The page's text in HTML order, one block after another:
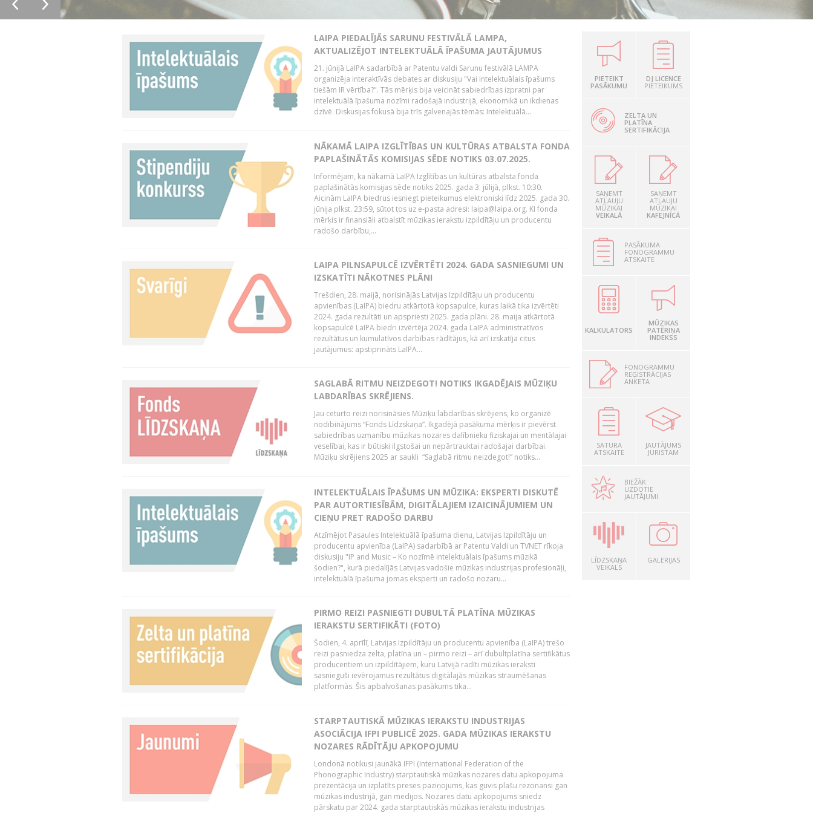
LAIPA PIEDALĪJĀS SARUNU FESTIVĀLĀ LAMPA,
AKTUALIZĒJOT INTELEKTUĀLĀ ĪPAŠUMA JAUTĀJUMUS
21. jūnijā LaIPA sadarbībā ar Patentu valdi Sarunu festivālā LAMPA
organizēja interaktīvās debates ar diskusiju "Vai intelektuālais īpašums
tiešām IR vērtība?". Tās mērķis bija veicināt sabiedrības izpratni par
intelektuālā īpašuma nozīmi radošajā industrijā, ekonomikā un ikdienas
dzīvē. Diskusijas fokusā bija trīs galvenajās tēmās: Intelektuālā...
NĀKAMĀ LAIPA IZGLĪTĪBAS UN KULTŪRAS ATBALSTA FONDA
PAPLAŠINĀTĀS KOMISIJAS SĒDE NOTIKS 03.07.2025.
Informējam, ka nākamā LaIPA Izglītības un kultūras atbalsta fonda
paplašinātās komisijas sēde notiks 2025. gada 3. jūlijā, plkst. 10:30.
Aicinām LaIPA biedrus iesniegt pieteikumus elektroniski līdz 2025. gada 30.
jūnija plkst. 23:59, sūtot tos uz e-pasta adresi: laipa@laipa.org. KI fonda
mērķis ir finansiāli atbalstīt mūzikas ierakstu izpildītāju un producentu
radošo darbību,...
LAIPA PILNSAPULCĒ IZVĒRTĒTI 2024. GADA SASNIEGUMI UN
IZSKATĪTI NĀKOTNES PLĀNI
Trešdien, 28. maijā, norisinājās Latvijas Izpildītāju un producentu
apvienības (LaIPA) biedru atkārtotā kopsapulce, kuras laikā tika izvērtēti
2024. gada rezultāti un apspriesti 2025. gada plāni. 28. maija atkārtotā
kopsapulcē LaIPA biedri izvērtēja 2024. gada LaIPA administratīvos
rezultātus un kumulatīvos darbības rādītājus, kā arī izskatīja citus
jautājumus: apstiprināts LaIPA...
SAGLABĀ RITMU NEIZDEGOT! NOTIKS IKGADĒJAIS MŪZIĶU
LABDARĪBAS SKRĒJIENS.
Jau ceturto reizi norisināsies Mūziķu labdarības skrējiens, ko organizē
nodibinājums “Fonds Līdzskaņa”. Ikgadējā pasākuma mērķis ir pievērst
sabiedrības uzmanību mūzikas nozares dalībnieku fiziskajai un mentālajai
veselībai, kas ir būtiski ilgstošai un nepārtrauktai radošajai darbībai.
Mūziķu skrējiens 2025 ar saukli “Saglabā ritmu neizdegot!” notiks...
INTELEKTUĀLAIS ĪPAŠUMS UN MŪZIKA: EKSPERTI DISKUTĒ
PAR AUTORTIESĪBĀM, DIGITĀLAJIEM IZAICINĀJUMIEM UN
CIEŅU PRET RADOŠO DARBU
Atzīmējot Pasaules Intelektuālā īpašuma dienu, Latvijas Izpildītāju un
producentu apvienība (LaIPA) sadarbībā ar Patentu Valdi un TVNET rīkoja
diskusiju "IP and Music – Ko nozīmē intelektuālais īpašums mūzikā
šodien?", kurā piedalījās Latvijas vadošie mūzikas industrijas profesionāļi,
intelektuālā īpašuma jomas eksperti un radošo nozaru...
PIRMO REIZI PASNIEGTI DUBULTĀ PLATĪNA MŪZIKAS
IERAKSTU SERTIFIKĀTI (FOTO)
Šodien, 4. aprīlī, Latvijas Izpildītāju un producentu apvienība (LaIPA) trešo
reizi pasniedza zelta, platīna un – pirmo reizi – arī dubultplatīna sertifikātus
producentiem un izpildītājiem, kuru Latvijā radīti mūzikas ieraksti
sasnieguši ievērojamus rezultātus digitālajās mūzikas straumēšanas
platformās. Šis apbalvošanas pasākums tika...
STARPTAUTISKĀ MŪZIKAS IERAKSTU INDUSTRIJAS
ASOCIĀCIJA IFPI PUBLICĒ 2025. GADA MŪZIKAS IERAKSTU
NOZARES RĀDĪTĀJU APKOPOJUMU
Londonā notikusi jaunākā IFPI (International Federation of the
Phonographic Industry) starptautiskā mūzikas nozares datu apkopojuma
prezentācija un izplatīts preses paziņojums, kas guvis plašu rezonansi gan
mūzikas industrijā, gan medijos. Nozares datu apkopojums sniedz
pārskatu par 2024. gada starptautiskās mūzikas ierakstu industrijas
PIETEIKT
PASĀKUMU
DJ LICENCE
PIETEIKUMS
ZELTA UN
PLATĪNA
SERTIFIKĀCIJA
SAŅEMT
ATĻAUJU
MŪZIKAI
VEIKALĀ
SAŅEMT
ATĻAUJU
MŪZIKAI
KAFEJNĪCĀ
PASĀKUMA
FONOGRAMMU
ATSKAITE
KALKULATORS
MŪZIKAS
PATĒRIŅA
INDEKSS
FONOGRAMMU
REĢISTRĀCIJAS
ANKETA
SATURA
ATSKAITE
JAUTĀJUMS
JURISTAM
BIEŽĀK
UZDOTIE
JAUTĀJUMI
LĪDZSKAŅA
VEIKALS
GALERIJAS